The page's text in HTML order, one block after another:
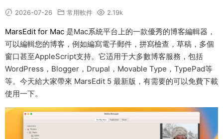
2026-07-26 常用軟件 2.19k
MarsEdit for Mac 是Mac系統平台上的一款優秀的博客編輯器，
可以編輯您的博客，例如編寫電子郵件，拼寫檢查，草稿，多個
窗口甚至AppleScript支持。它适用于大多數博客服務，包括
WordPress，Blogger，Drupal，Movable Type，TypePad等
等。今天給大家帶來 MarsEdit 5 最新版，有需要的可以免費下載
使用一下。